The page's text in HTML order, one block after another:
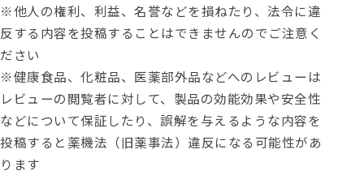
※他人の権利、利益、名誉などを損ねたり、法令に違
反する内容を投稿することはできませんのでご注意く
ださい
※健康食品、化粧品、医薬部外品などへのレビューは
レビューの閲覧者に対して、製品の効能効果や安全性
などについて保証したり、誤解を与えるような内容を
投稿すると薬機法（旧薬事法）違反になる可能性があ
ります